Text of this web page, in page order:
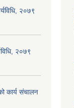
२०७९
२०७९
कार्य संचालन